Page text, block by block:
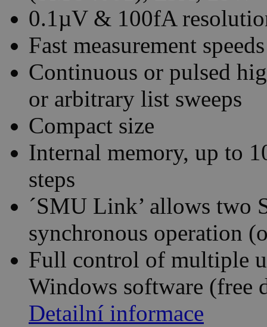
0.1µV & 100fA
Fast measurement
Continuous or pulsed
or arbitrary list sweeps
Compact size
Internal memory, up to
steps
´SMU Link’ allows two
synchronous operation
Full control of multiple
Windows software (free
Detailní informace